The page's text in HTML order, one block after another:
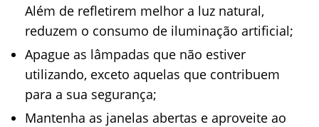
Além de refletirem melhor a luz natural,
reduzem o consumo de iluminação artificial;
Apague as lâmpadas que não estiver
utilizando, exceto aquelas que contribuem
para a sua segurança;
Mantenha as janelas abertas e aproveite ao